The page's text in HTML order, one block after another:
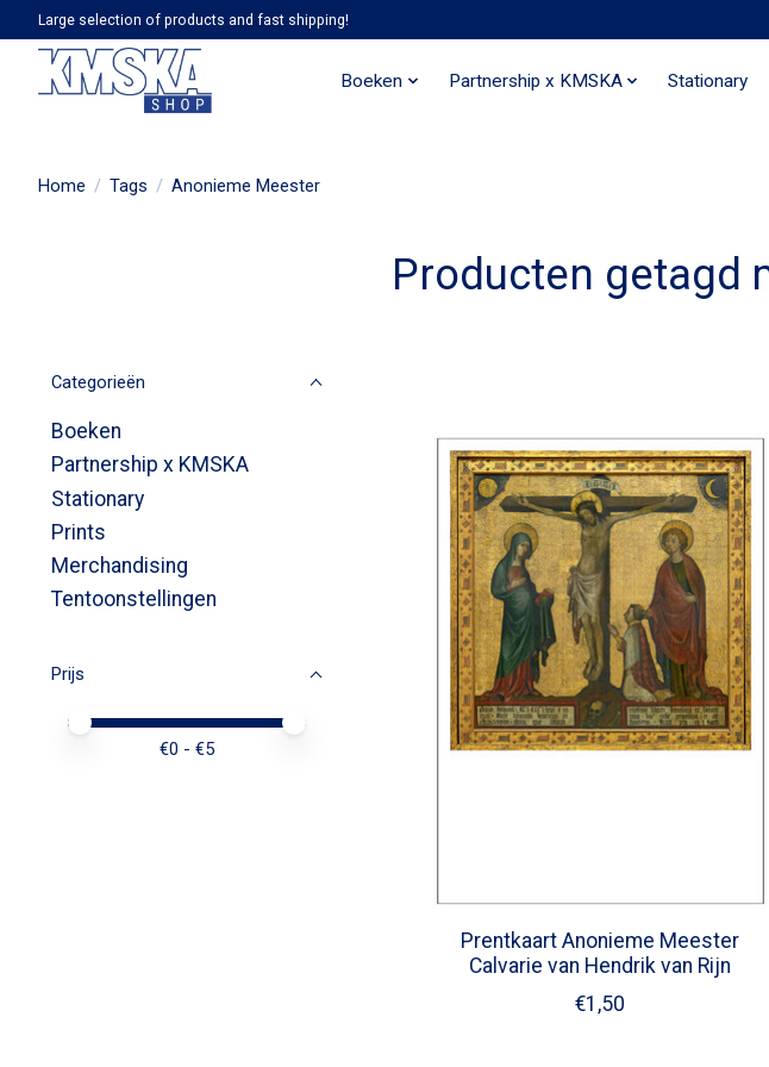
Large selection of products and fast shipping!
Boeken Partnership x KMSKA Stationary
Home / Tags / Anonieme Meester
Producten getagd
Categorieën
Boeken
Partnership x KMSKA
Stationary
Prints
Merchandising
Tentoonstellingen
Prijs
Minimale prijswaarde
Price maximum value
€0 - €5
Prentkaart Anonieme Meester
Calvarie van Hendrik van Rijn
€1,50